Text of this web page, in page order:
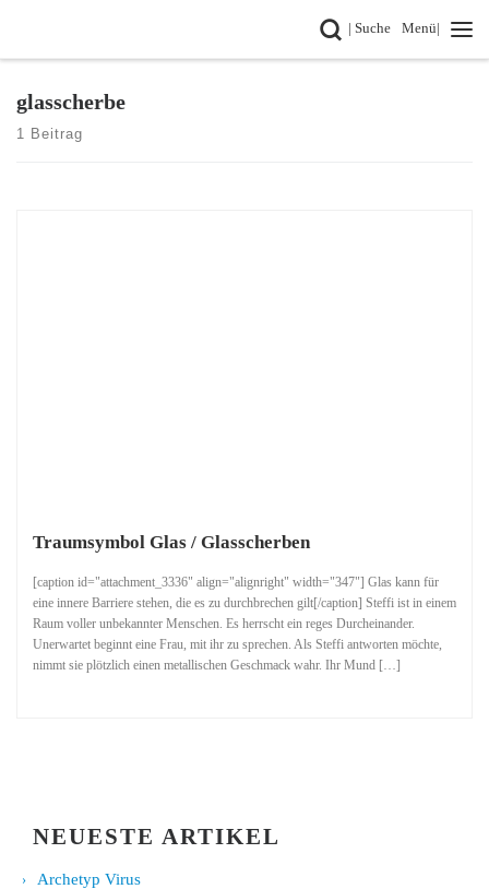
| SucheSearch
Menü|
glasscherbe
1 Beitrag
Traumsymbol Glas / Glasscherben
[caption id="attachment_3336" align="alignright" width="347"] Glas kann für
eine innere Barriere stehen, die es zu durchbrechen gilt[/caption] Steffi ist in einem
Raum voller unbekannter Menschen. Es herrscht ein reges Durcheinander.
Unerwartet beginnt eine Frau, mit ihr zu sprechen. Als Steffi antworten möchte,
nimmt sie plötzlich einen metallischen Geschmack wahr. Ihr Mund […]
NEUESTE ARTIKEL
Archetyp Virus